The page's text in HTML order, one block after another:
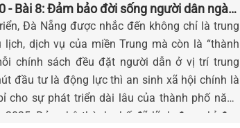
- Bài 8: Đảm bảo đời sống người dân ngày
Đà Nẵng được nhắc đến không chỉ là trung
dịch vụ của miền Trung mà còn là “thành
chính sách đều đặt người dẫn ở vị trí trung
đầu tư là động lực thì an sinh xã hội chính là
cho sự phát triển dài lâu của thành phố năng
2025, Đảng bộ thành phố đã lãnh đạo, chỉ đạo